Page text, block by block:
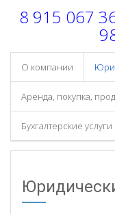
8 915 067
О компании
Аренда, покупка,
Бухгалтерские услуги